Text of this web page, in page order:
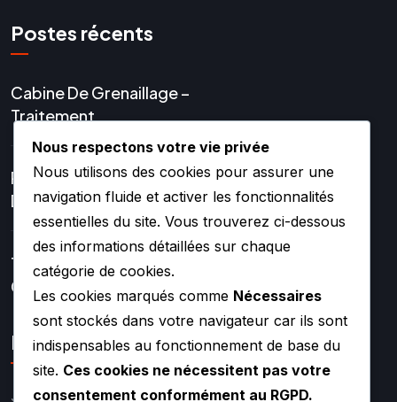
Postes récents
Cabine De Grenaillage –
Traitement
Réparation Et Rénovation
De Turbo
Turbos Hybrides Et
Compétition –
Lien rapide
Nous respectons votre vie privée
Nous utilisons des cookies pour assurer une
navigation fluide et activer les fonctionnalités
essentielles du site. Vous trouverez ci-dessous
des informations détaillées sur chaque
catégorie de cookies.
Les cookies marqués comme Nécessaires
sont stockés dans votre navigateur car ils sont
indispensables au fonctionnement de base du
site. Ces cookies ne nécessitent pas votre
consentement conformément au RGPD.